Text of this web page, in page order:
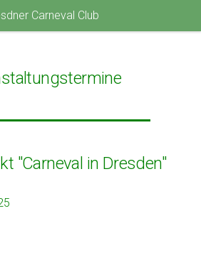
"Carneval in Dresden"
Carneval Club